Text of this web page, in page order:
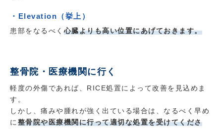
・Elevation（挙上）
患部をなるべく 心臓よりも高い位置にあげておきます。
整骨院・医療機関に行く
軽度の外傷であれば、RICE処置によって改善を見込めま
す。
しかし、痛みや腫れが強く出ている場合は、なるべく早め
に整骨院や医療機関に行って適切な処置を受けてくださ